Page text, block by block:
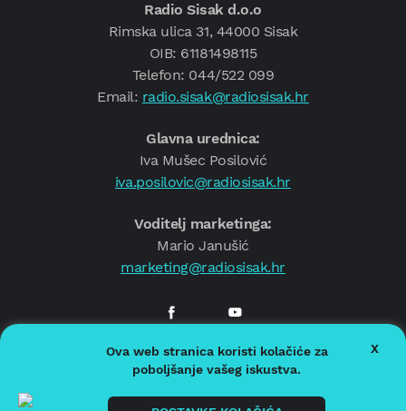
Radio Sisak d.o.o
Rimska ulica 31, 44000 Sisak
OIB: 61181498115
Telefon: 044/522 099
Email: radio.sisak@radiosisak.hr
Glavna urednica:
Iva Mušec Posilović
iva.posilovic@radiosisak.hr
Voditelj marketinga:
Mario Janušić
marketing@radiosisak.hr
© 2026.Radio Sisak
Politika privatnosti
Politika kolačića
Ova web stranica koristi kolačiće za
poboljšanje vašeg iskustva.
X